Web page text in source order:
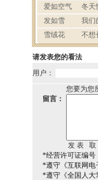
请发表您的看法
用户：
您要为您
留言：
*经营许可证编号
*遵守《互联网电
*遵守《全国人大